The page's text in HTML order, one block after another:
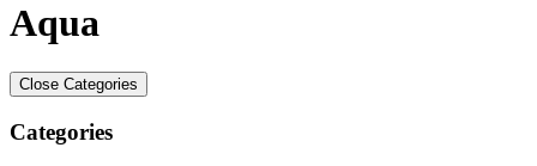
Aqua
Close Categories
Categories